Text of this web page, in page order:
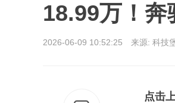
18.99万！
2026-06-09 10:52:25 来源: 科技
点击